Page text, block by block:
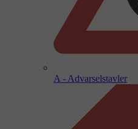
A - Advarselstavler